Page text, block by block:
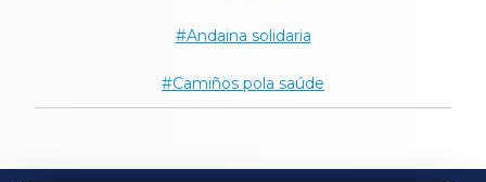
Andaina solidaria
Camiños pola saúde